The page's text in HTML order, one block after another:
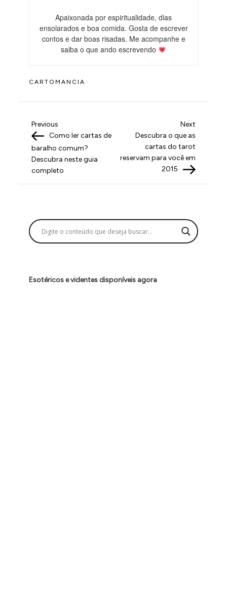
Apaixonada por espiritualidade, dias
ensolarados e boa comida. Gosta de escrever
contos e dar boas risadas. Me acompanhe e
saiba o que ando escrevendo
CARTOMANCIA
N
a
v
e
ç
ã
d
Previous
Post
Previous
Como ler cartas de
baralho comum?
Descubra neste guia
completo
Next
Post
Next
Descubra o que as
cartas do tarot
reservam para você em
2015
Esotéricos e videntes disponíveis agora